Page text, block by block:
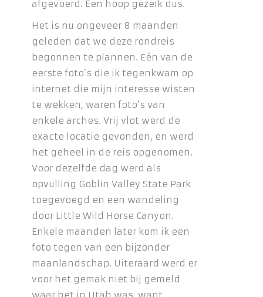
afgevoerd. Een hoop gezeik dus.
Het is nu ongeveer 8 maanden
geleden dat we deze rondreis
begonnen te plannen. Eén van de
eerste foto’s die ik tegenkwam op
internet die mijn interesse wisten
te wekken, waren foto’s van
enkele arches. Vrij vlot werd de
exacte locatie gevonden, en werd
het geheel in de reis opgenomen.
Voor dezelfde dag werd als
opvulling Goblin Valley State Park
toegevoegd en een wandeling
door Little Wild Horse Canyon.
Enkele maanden later kom ik een
foto tegen van een bijzonder
maanlandschap. Uiteraard werd er
voor het gemak niet bij gemeld
waar het in Utah was, want